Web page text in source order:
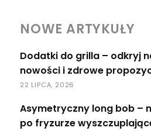
NOWE ARTYKUŁY
Dodatki do grilla – odkryj
nowości i zdrowe
22 LIPCA, 2026
Asymetryczny long bob –
po fryzurze